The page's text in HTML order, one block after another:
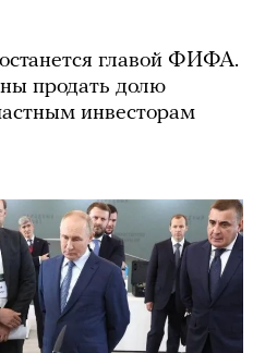
главой ФИФА.
продать долю
инвесторам